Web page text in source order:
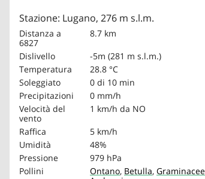
Stazione: Lugano, 276 m s.l.m.
Distanza a
6827
8.7 km
Dislivello
-5m (281 m s.l.m.)
Temperatura
28.8 °C
Soleggiato
0 di 10 min
Precipitazioni
0 mm/h
Velocità del
vento
1 km/h da NO
Raffica
5 km/h
Umidità
48%
Pressione
979 hPa
Pollini
Ontano, Betulla, Graminacee